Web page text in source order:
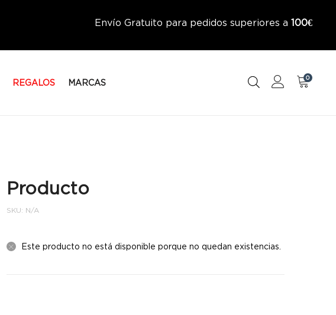
Envío Gratuito para pedidos superiores a 100€
REGALOS MARCAS
0
Producto
SKU: N/A
Este producto no está disponible porque no quedan existencias.